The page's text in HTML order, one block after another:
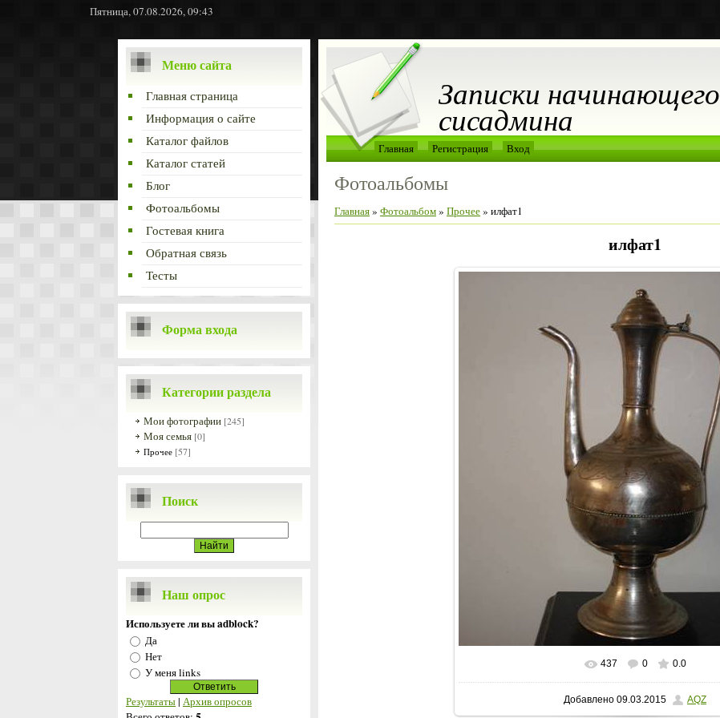
Пятница, 07.08.2026, 09:43
Меню сайта
Главная страница
Информация о сайте
Каталог файлов
Каталог статей
Блог
Фотоальбомы
Гостевая книга
Обратная связь
Тесты
Форма входа
Категории раздела
Мои фотографии [245]
Моя семья [0]
Прочее [57]
Поиск
Наш опрос
Используете ли вы adblock?
Да
Нет
У меня links
Результаты| Архив опросов
Записки начинающего
сисадмина
Главная Регистрация Вход
Фотоальбомы
Главная» Фотоальбом» Прочее» илфат1
илфат1
437 0 0.0
Добавлено 09.03.2015 AQZ